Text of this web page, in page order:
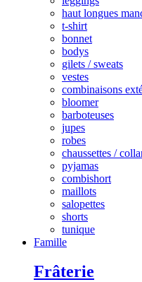
haut longues
t-shirt
bonnet
bodys
gilets / sweats
vestes
combinaisons
bloomer
barboteuses
jupes
robes
chaussettes /
pyjamas
combishort
maillots
salopettes
shorts
tunique
Famille
Frâterie